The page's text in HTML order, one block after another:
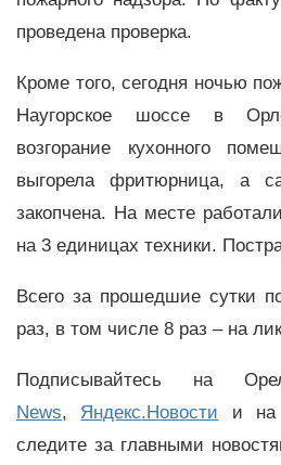
проведена проверка.
Кроме того, сегодня ночью
Наугорское шоссе в
возгорание кухонного
выгорела фритюрница, а
закопчена. На месте
на 3 единицах техники.
Всего за прошедшие сутки
раз, в том числе 8 раз – на
Подписывайтесь на
News, Яндекс.Новости и
следите за главными